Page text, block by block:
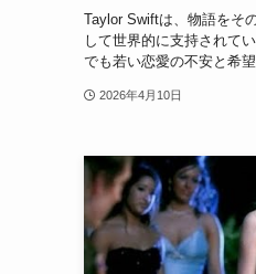
Taylor Swiftは、物語をそ
して世界的に支持されて
でも若い恋愛の不安と希望
2026年4月10日